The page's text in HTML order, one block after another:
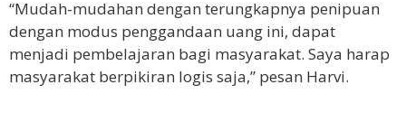
“Mudah-mudahan dengan terungkapnya penipuan
dengan modus penggandaan uang ini, dapat
menjadi pembelajaran bagi masyarakat. Saya harap
masyarakat berpikiran logis saja,” pesan Harvi.